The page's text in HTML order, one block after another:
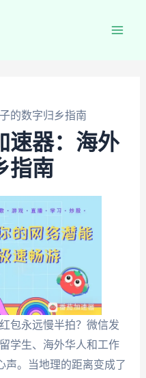
的数字归乡指南
速器：海外
指南
包永远慢半拍？微信发
学生、海外华人和工作
声。当地理的距离变成了